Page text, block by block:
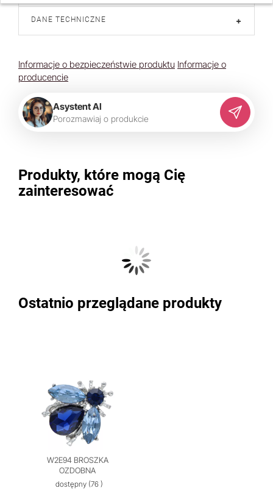
DANE TECHNICZNE +
Informacje o bezpieczeństwie produktu Informacje o
producencie
Asystent AI
Porozmawiaj o produkcie
Produkty, które mogą Cię
zainteresować
Ostatnio przeglądane produkty
W2E94 BROSZKA
OZDOBNA
dostępny(76 )